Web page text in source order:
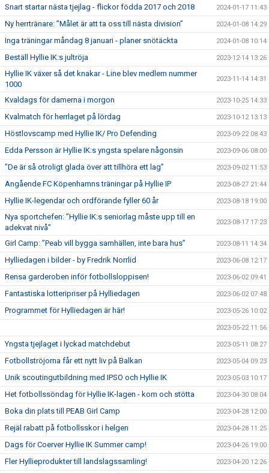
Snart startar nästa tjejlag - flickor födda 2017 och 2018 2024-01-17 11:43
Ny herrtränare: ”Målet är att ta oss till nästa division” 2024-01-08 14:29
Inga träningar måndag 8 januari - planer snötäckta 2024-01-08 10:14
Beställ Hyllie IK:s jultröja 2023-12-14 13:26
Hyllie IK växer så det knakar - Line blev medlem nummer
1000
2023-11-14 14:31
Kvaldags för damerna i morgon 2023-10-25 14:33
Kvalmatch för herrlaget på lördag 2023-10-12 13:13
Höstlovscamp med Hyllie IK/ Pro Defending 2023-09-22 08:43
Edda Persson är Hyllie IK:s yngsta spelare någonsin 2023-09-06 08:00
”De är så otroligt glada över att tillhöra ett lag” 2023-09-02 11:53
Angående FC Köpenhamns träningar på Hyllie IP 2023-08-27 21:44
Hyllie IK-legendar och ordförande fyller 60 år 2023-08-18 19:00
Nya sportchefen: ”Hyllie IK:s seniorlag måste upp till en
adekvat nivå”
2023-08-17 17:23
Girl Camp: ”Peab vill bygga samhällen, inte bara hus” 2023-08-11 14:34
Hylliedagen i bilder - by Fredrik Norrlid 2023-06-08 12:17
Rensa garderoben inför fotbollsloppisen! 2023-06-02 09:41
Fantastiska lotteripriser på Hylliedagen 2023-06-02 07:48
Programmet för Hylliedagen är här! 2023-05-26 10:02
2023-05-22 11:56
Yngsta tjejlaget i lyckad matchdebut 2023-05-11 08:27
Fotbollströjorna får ett nytt liv på Balkan 2023-05-04 09:23
Unik scoutingutbildning med IPSO och Hyllie IK 2023-05-03 10:17
Het fotbollssöndag för Hyllie IK-lagen - kom och stötta 2023-04-30 08:04
Boka din plats till PEAB Girl Camp 2023-04-28 12:00
Rejäl rabatt på fotbollsskor i helgen 2023-04-28 11:25
Dags för Coerver Hyllie IK Summer camp! 2023-04-26 19:00
Fler Hyllieprodukter till landslagssamling! 2023-04-20 12:26